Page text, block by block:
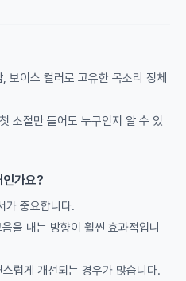
보이스 컬러로 고유한 목소리 정체
소절만 들어도 누구인지 알 수 있
인가요?
가 중요합니다.
을 내는 방향이 훨씬 효과적입니
럽게 개선되는 경우가 많습니다.